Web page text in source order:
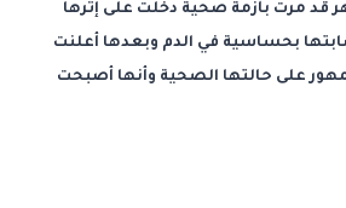
قد مرت بأزمة صحية دخلت على إثرها
بحساسية في الدم وبعدها أعلنت
على حالتها الصحية وأنها أصبحت